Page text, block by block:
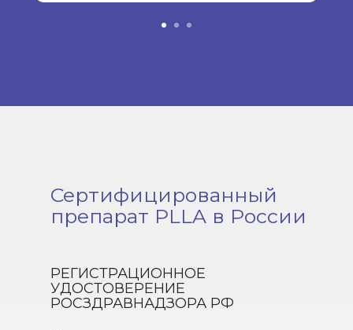
Сертифицированный
препарат PLLA в России
РЕГИСТРАЦИОННОЕ
УДОСТОВЕРЕНИЕ
РОСЗДРАВНАДЗОРА РФ